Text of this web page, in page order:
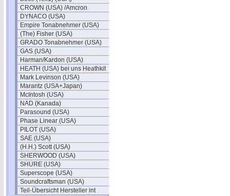
CROWN (USA) /Amcron
DYNACO (USA)
Empire Tonabnehmer (USA)
(The) Fisher (USA)
GRADO Tonabnehmer (USA)
GAS (USA)
Harman/Kardon (USA)
HEATH (USA) bei uns Heathkit
Mark Levinson (USA)
Marantz (USA+Japan)
McIntosh (USA)
NAD (Kanada)
Parasound (USA)
Phase Linear (USA)
PILOT (USA)
SAE (USA)
(H.H.) Scott (USA)
SHERWOOD (USA)
SHURE (USA)
Superscope (USA)
Soundcraftsman (USA)
Teil-Übersicht Hersteller int